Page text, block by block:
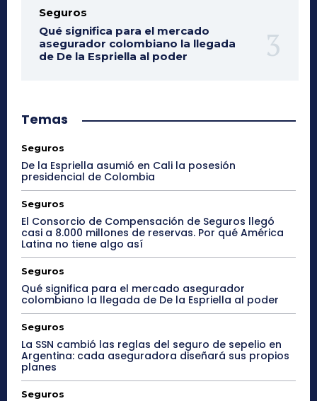
Seguros
Qué significa para el mercado
asegurador colombiano la llegada
de De la Espriella al poder
Temas
Seguros
De la Espriella asumió en Cali la posesión
presidencial de Colombia
Seguros
El Consorcio de Compensación de Seguros llegó
casi a 8.000 millones de reservas. Por qué América
Latina no tiene algo así
Seguros
Qué significa para el mercado asegurador
colombiano la llegada de De la Espriella al poder
Seguros
La SSN cambió las reglas del seguro de sepelio en
Argentina: cada aseguradora diseñará sus propios
planes
Seguros